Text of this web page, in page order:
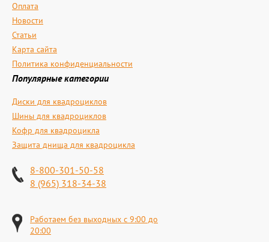
Оплата
Новости
Статьи
Карта сайта
Политика конфиденциальности
Популярные категории
Диски для квадроциклов
Шины для квадроциклов
Кофр для квадроцикла
Защита днища для квадроцикла
8-800-301-50-58
8 (965) 318-34-38
Работаем без выходных с 9:00 до
20:00